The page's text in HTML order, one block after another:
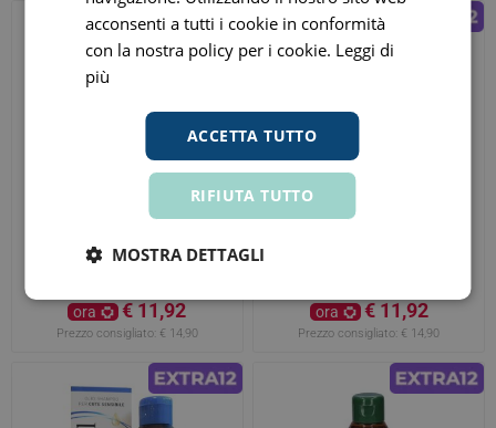
Restivoil Olio Shampoo
250ml
ora € 11,92
Prezzo consigliato: € 14,90
Sebonormalizzante 250ml
ora € 11,92
Prezzo consigliato: € 14,90
acconsenti a tutti i cookie in conformità
con la nostra policy per i cookie. Leggi di
più
ACCETTA TUTTO
RIFIUTA TUTTO
MOSTRA DETTAGLI